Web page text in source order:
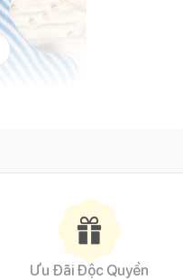
Ưu Đãi Độc Quyền